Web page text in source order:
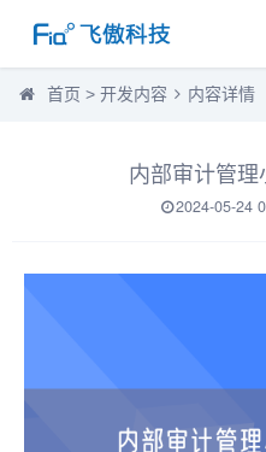
首页 > 开发内容 内容详情
内部审计管
2024-05-24